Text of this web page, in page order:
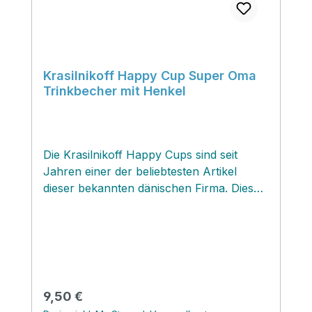
Krasilnikoff Happy Cup Super Oma
Trinkbecher mit Henkel
Die Krasilnikoff Happy Cups sind seit
Jahren einer der beliebtesten Artikel
dieser bekannten dänischen Firma. Diese
Metallaufsatz zauberst du aus den Happy
Regulärer Preis:
9,50 €